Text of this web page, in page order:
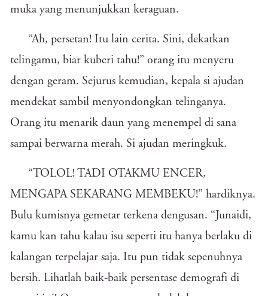
muka yang menunjukkan keraguan.
“Ah, persetan! Itu lain cerita. Sini, dekatkan
telingamu, biar kuberi tahu!” orang itu menyeru
dengan geram. Sejurus kemudian, kepala si ajudan
mendekat sambil menyondongkan telinganya.
Orang itu menarik daun yang menempel di sana
sampai berwarna merah. Si ajudan meringkuk.
“TOLOL! TADI OTAKMU ENCER,
MENGAPA SEKARANG MEMBEKU!” hardiknya.
Bulu kumisnya gemetar terkena dengusan. “Junaidi,
kamu kan tahu kalau isu seperti itu hanya berlaku di
kalangan terpelajar saja. Itu pun tidak sepenuhnya
bersih. Lihatlah baik-baik persentase demografi di